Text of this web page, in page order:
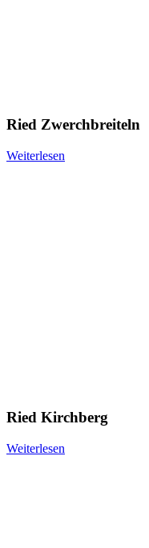
Ried Zwerchbreiteln
Weiterlesen
Ried Kirchberg
Weiterlesen